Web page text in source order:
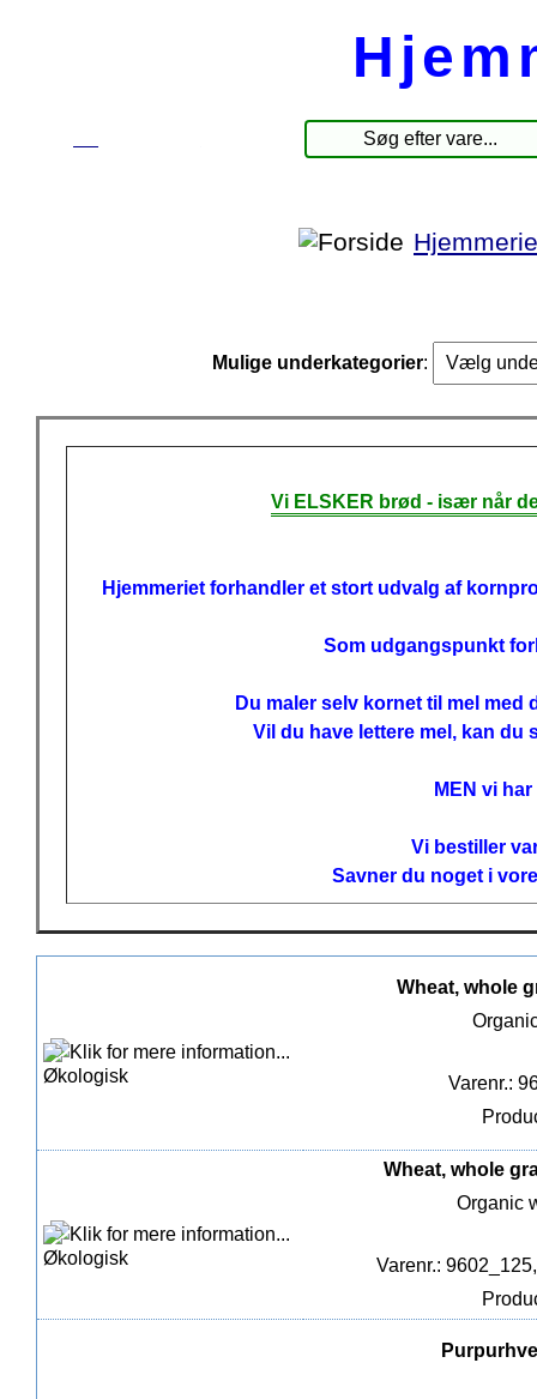
Mulige underkategorier:
Vi ELSKER brød - især når
Hjemmeriet forhandler et stort udvalg af
Som udgangspunkt
Du maler selv kornet til mel med
Vil du have lettere mel, kan du
MEN vi
Vi bestiller
Savner du noget i
Wheat, whole
Varenr.:
Wheat, whole
Organic
Varenr.: